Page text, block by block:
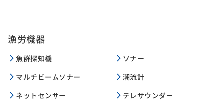
漁労機器
魚群探知機
ソナー
マルチビームソナー
潮流計
ネットセンサー
テレサウンダー